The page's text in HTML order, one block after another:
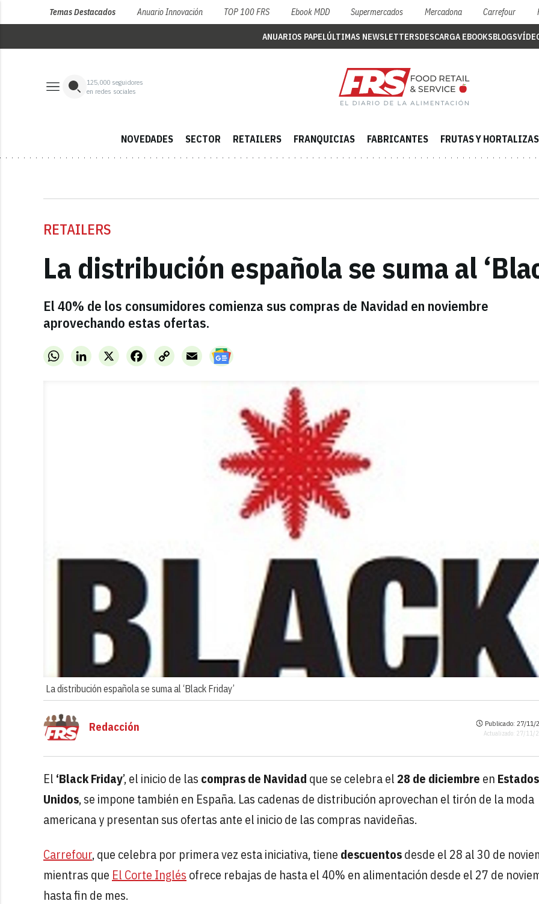
Temas Destacados Anuario Innovación TOP 100 FRS Ebook MDD Supermercados Mercadona Carrefour
ANUARIOS PAPELÚLTIMAS NEWSLETTERSDESCARGA EBOOKSBLOGS
125,000 seguidores
en redes sociales
NOVEDADES SECTOR RETAILERS FRANQUICIAS FABRICANTES FRUTAS Y HORTALIZAS
RETAILERS
La distribución española se suma al
El 40% de los consumidores comienza sus compras de Navidad en noviembre
aprovechando estas ofertas.
WhatsAppLinkedInX FacebookCopy
Link
Email
La distribución española se suma al ‘Black Friday’
Redacción Publicado: 27/11/
Actualizado: 27/11/
El ‘Black Friday’, el inicio de las compras de Navidad que se celebra el28 de diciembre en Estados
Unidos, se impone también en España. Las cadenas de distribución aprovechan el tirón de la moda
americana y presentan sus ofertas ante el inicio de las compras navideñas.
Carrefour, que celebra por primera vez esta iniciativa, tiene descuentosdesde el 28 al 30 de
mientras que El Corte Inglés ofrece rebajas de hasta el 40% en alimentación desde el 27 de
hasta fin de mes.